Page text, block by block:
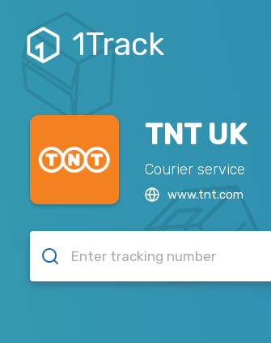
1Track
TNT UK
Courier service
www.tnt.com